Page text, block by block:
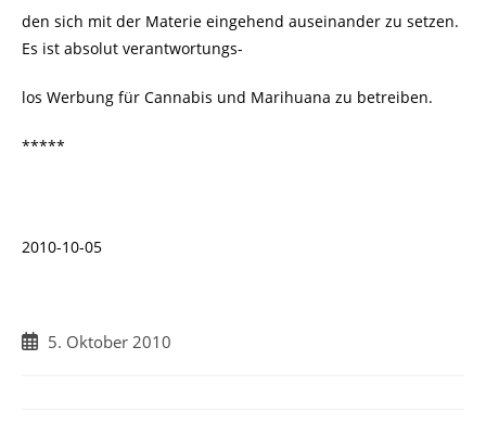
den sich mit der Materie eingehend auseinander zu setzen.
Es ist absolut verantwortungs-
los Werbung für Cannabis und Marihuana zu betreiben.
*****
2010-10-05
Beitrag5. Oktober 2010